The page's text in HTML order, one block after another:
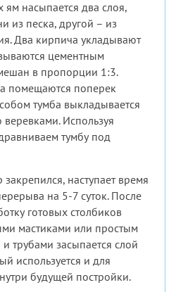
насыпается два слоя,
из песка, другой – из
Два кирпича укладывают
цементным
в пропорции 1:3.
помещаются поперек
тумба выкладывается
Используя
тумбу под
наступает время
на 5-7 суток. После
готовых столбиков
мастиками или простым
трубами засыпается слой
используется и для
будущей постройки.